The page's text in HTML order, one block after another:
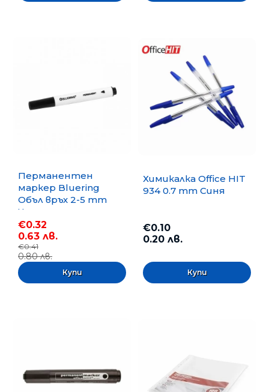
Перманентен
маркер Bluering
Объл връх 2-5 mm
Черен
€0.32
0.63 лв.
€0.41
0.80 лв.
Химикалка Office HIT
934 0.7 mm Синя
€0.10
0.20 лв.